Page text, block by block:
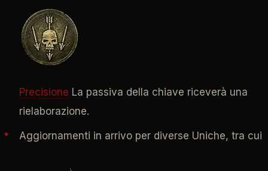
Precisione La passiva della chiave riceverà una
rielaborazione.
Aggiornamenti in arrivo per diverse Uniche, tra cui